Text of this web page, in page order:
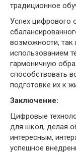
традиционное
Успех цифрового
возможности,
использованием
гармоничную
способствовать
подготовке их к
Заключение:
Цифровые
для школ, делая
интересным,
успешное